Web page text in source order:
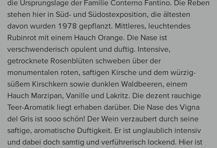
die Ursprungslage der Familie Conterno Fantino. Die Reben
stehen hier in Süd- und Südostexposition, die ältesten
davon wurden 1978 gepflanzt. Mittleres, leuchtendes
Rubinrot mit einem Hauch Orange. Die Nase ist
verschwenderisch opulent und duftig. Intensive,
getrocknete Rosenblüten schweben über der
monumentalen roten, saftigen Kirsche und dem würzig-
süßem Kirschkern sowie dunklen Waldbeeren, einem
Hauch Marzipan, Vanille und Lakritz. Die dezent rauchige
Teer-Aromatik liegt erhaben darüber. Die Nase des Vigna
del Gris ist sooo schön! Der Wein verzaubert durch seine
saftige, aromatische Duftigkeit. Er ist unglaublich intensiv
und dabei doch samtig und verführerisch lockend. Hier ist